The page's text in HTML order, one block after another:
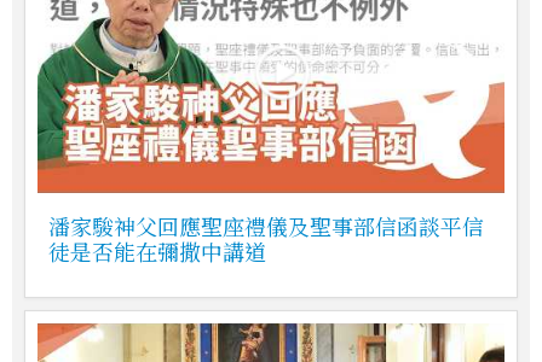
潘家駿神父回應聖座禮儀及聖事部信函談平信
徒是否能在彌撒中講道